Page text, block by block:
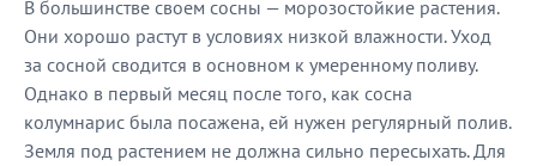
В большинстве своем сосны — морозостойкие растения.
Они хорошо растут в условиях низкой влажности. Уход
за сосной сводится в основном к умеренному поливу.
Однако в первый месяц после того, как сосна
колумнарис была посажена, ей нужен регулярный полив.
Земля под растением не должна сильно пересыхать. Для